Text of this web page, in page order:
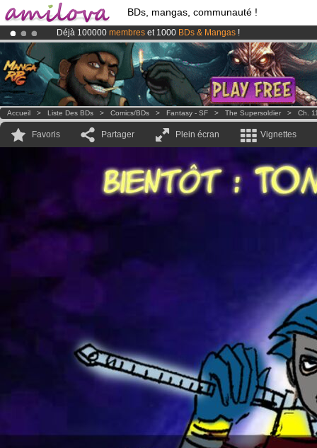
BDs, mangas, communauté !
Déjà 100000 membres et 1000 BDs & Mangas !
LeKickstarter Amilova est désormais lancé!.
Abonnement premium: à partir de
3.95 eurospar mois !Clique ici
Accueil > Liste Des BDs > Comics/BDs > Fantasy - SF > The Supersoldier > Ch.
Favoris Partager Plein écran Vignettes